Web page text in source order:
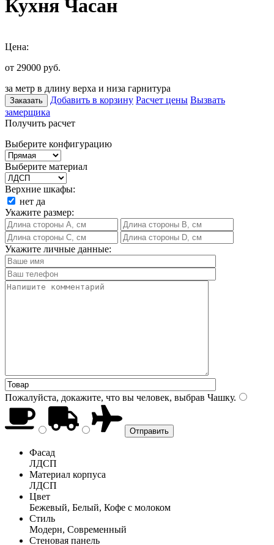
Кухня Часан
Цена:
от 29000 руб.
за метр в длину верха и низа гарнитура
Заказать Добавить в корзину Расчет цены Вызвать
замерщика
Получить расчет
Выберите конфигурацию
Выберите материал
Верхние шкафы:
нет да
Укажите размер:
Укажите личные данные:
Пожалуйста, докажите, что вы человек, выбрав Чашку.
Фасад
ЛДСП
Материал корпуса
ЛДСП
Цвет
Бежевый, Белый, Кофе с молоком
Стиль
Модерн, Современный
Стеновая панель